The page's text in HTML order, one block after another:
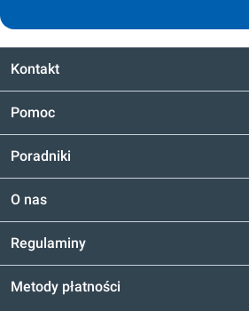
Kontakt
Pomoc
Poradniki
O nas
Regulaminy
Metody płatności